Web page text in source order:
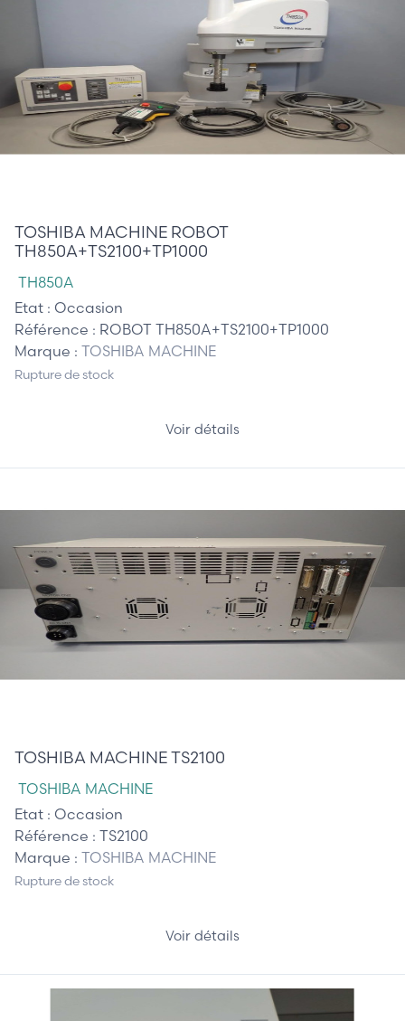
TOSHIBA MACHINE ROBOT
TH850A+TS2100+TP1000
TH850A
Etat : Occasion
Référence : ROBOT TH850A+TS2100+TP1000
Marque : TOSHIBA MACHINE
Rupture de stock
Voir détails
TOSHIBA MACHINE TS2100
TOSHIBA MACHINE
Etat : Occasion
Référence : TS2100
Marque : TOSHIBA MACHINE
Rupture de stock
Voir détails